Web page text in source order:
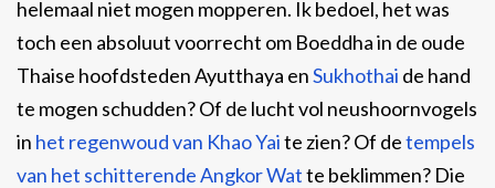
helemaal niet mogen mopperen. Ik bedoel, het was
toch een absoluut voorrecht om Boeddha in de oude
Thaise hoofdsteden Ayutthaya enSukhothai de hand
te mogen schudden? Of de lucht vol neushoornvogels
in het regenwoud van Khao Yaite zien? Of detempels
van het schitterende Angkor Watte beklimmen? Die